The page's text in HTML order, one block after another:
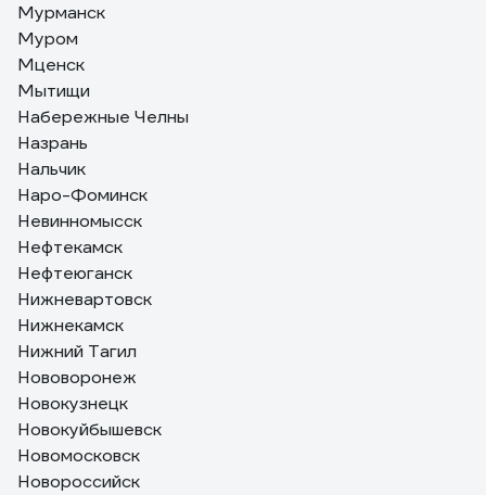
Мурманск
Муром
Мценск
Мытищи
Набережные Челны
Назрань
Нальчик
Наро-Фоминск
Невинномысск
Нефтекамск
Нефтеюганск
Нижневартовск
Нижнекамск
Нижний Тагил
Нововоронеж
Новокузнецк
Новокуйбышевск
Новомосковск
Новороссийск